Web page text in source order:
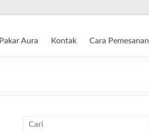
Pakar Aura Kontak Cara Pemesanan